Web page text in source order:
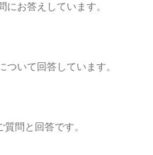
お答えしています。
ついて回答しています。
問と回答です。